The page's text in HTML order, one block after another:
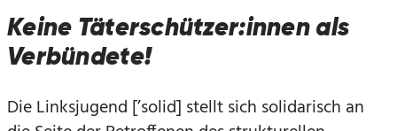
Keine Täterschützer:innen als
Verbündete!
Die Linksjugend [’solid] stellt sich solidarisch an